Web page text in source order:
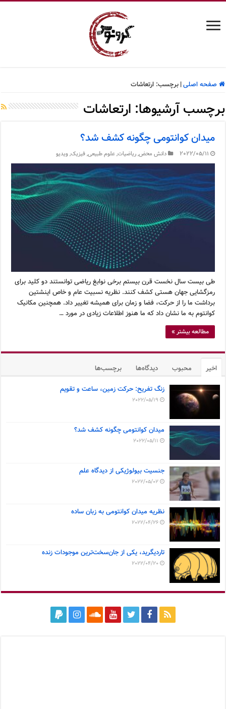
صفحه اصلی| برچسب:ارتعاشات
برچسب آرشیوها: ارتعاشات
میدان کوانتومی چگونه کشف شد؟
2022/05/11 دانش محض,ریاضیات,علوم طبیعی,فیزیک,ویدیو
طی بیست سال نخست قرن بیستم برخی نوابغ ریاضی توانستند دو کلید برای
رمزگشایی جهان هستی کشف کنند. نظریه نسبیت عام و خاص اینشتین
برداشت ما را از حرکت، فضا و زمان برای همیشه تغییر داد. همچنین مکانیک
کوانتوم به ما نشان داد که ما هنوز اطلاعات زیادی در مورد …
مطالعه بیشتر »
اخیر محبوب دیدگاه‌ها برچسب‌ها
زنگ تفریح: حرکت زمین، ساعت و تقویم
2022/05/19
میدان کوانتومی چگونه کشف شد؟
2022/05/11
جنسیت بیولوژیکی از دیدگاه علم
2022/05/02
نظریه میدان کوانتومی به زبان ساده
2022/04/26
تاردیگرید، یکی از جان‌سخت‌ترین موجودات زنده
2022/04/20